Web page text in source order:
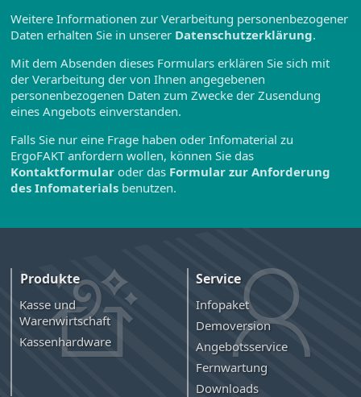
Weitere Informationen zur Verarbeitung personenbezogener
Daten erhalten Sie in unserer Datenschutzerklärung.
Mit dem Absenden dieses Formulars erklären Sie sich mit
der Verarbeitung der von Ihnen angegebenen
personenbezogenen Daten zum Zwecke der Zusendung
eines Angebots einverstanden.
Falls Sie nur eine Frage haben oder Infomaterial zu
ErgoFAKT anfordern wollen, können Sie das
Kontaktformular oder das Formular zur Anforderung
des Infomaterials benutzen.
Produkte
Kasse und
Warenwirtschaft
Kassenhardware
Service
Infopaket
Demoversion
Angebotsservice
Fernwartung
Downloads